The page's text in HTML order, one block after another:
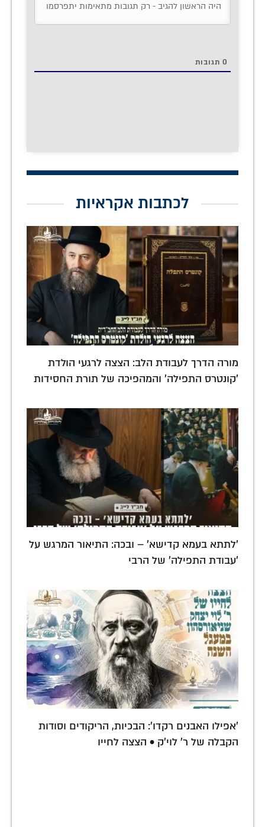
0 תגובות
לכתבות אקראיות
מורה הדרך לעבודת הלב: הצצה לרגעי הולדת
'קונטרס התפילה' והמהפיכה של תורת החסידות
'לתתא בעמא קדישא' – ובכה: התיאור המרגש על
'עבודת התפילה' של הרבי
'אפילו האבנים רקדו': הבכיות, הריקודים וסודות
הקבלה של ר' לוי'ק • הצצה לחייו